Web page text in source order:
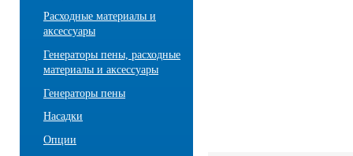
Расходные материалы и
аксессуары
Генераторы пены, расходные
материалы и аксессуары
Генераторы пены
Насадки
Опции